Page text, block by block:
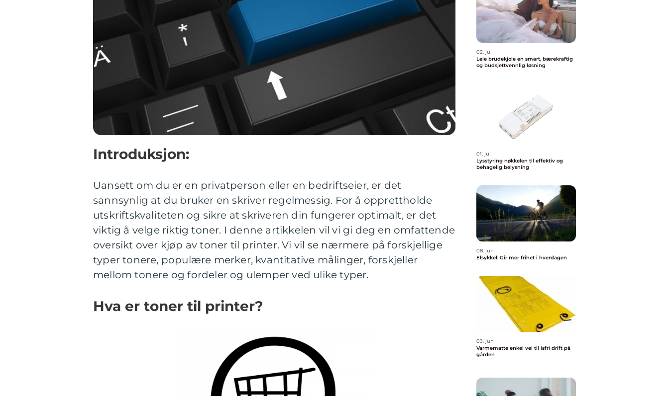
Introduksjon:
Uansett om du er en privatperson eller en bedriftseier, er det
sannsynlig at du bruker en skriver regelmessig. For å opprettholde
utskriftskvaliteten og sikre at skriveren din fungerer optimalt, er det
viktig å velge riktig toner. I denne artikkelen vil vi gi deg en omfattende
oversikt over kjøp av toner til printer. Vi vil se nærmere på forskjellige
typer tonere, populære merker, kvantitative målinger, forskjeller
mellom tonere og fordeler og ulemper ved ulike typer.
Hva er toner til printer?
02. jul
Leie brudekjole en smart, bærekraftig
og budsjettvennlig løsning
01. jul
Lysstyring nøkkelen til effektiv og
behagelig belysning
08. jun
Elsykkel: Gir mer frihet i hverdagen
03. jun
Varmematte enkel vei til isfri drift på
gården